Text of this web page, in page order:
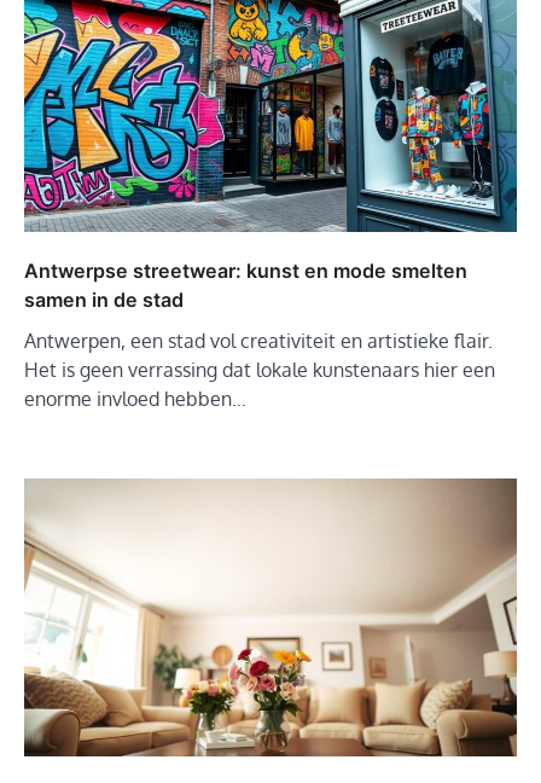
Antwerpse streetwear: kunst en mode smelten
samen in de stad
Antwerpen, een stad vol creativiteit en artistieke flair.
Het is geen verrassing dat lokale kunstenaars hier een
enorme invloed hebben…